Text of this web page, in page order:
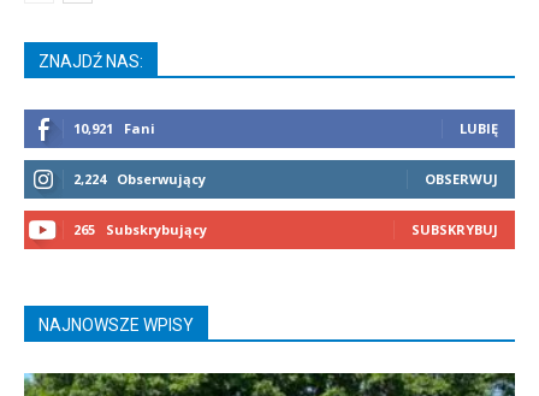
ZNAJDŹ NAS:
10,921 Fani LUBIĘ
2,224 Obserwujący OBSERWUJ
265 Subskrybujący SUBSKRYBUJ
NAJNOWSZE WPISY